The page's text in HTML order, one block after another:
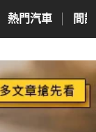
熱門汽車 間